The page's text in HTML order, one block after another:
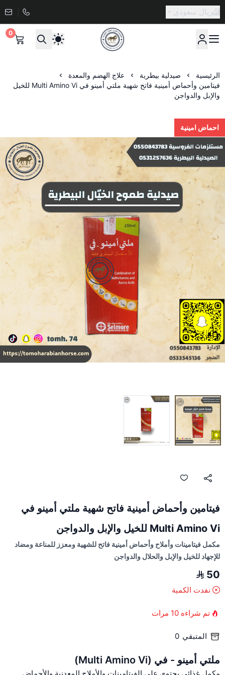
ريال سعودي
صيدلية طموح الخيال البيطرية
0
الرئيسية صيدلية بيطرية
علاج الهضم والمعدة
فيتامين وأحماض أمينية فاتح شهية ملتي أمينو في Multi Amino Vi للخيل
والإبل والدواجن
احماض امينية
فيتامين وأحماض أمينية فاتح شهية ملتي أمينو في
Multi Amino Vi للخيل والإبل والدواجن
مكمل فيتامينات وأملاح وأحماض أمينية فاتح للشهية ومعزز للمناعة ومضاد
للإجهاد للخيل والإبل والحلال والدواجن
50
نفدت الكمية
تم شراءه 10 مرات
المتبقي 0
ملتي أمينو - في (Multi Amino Vi)